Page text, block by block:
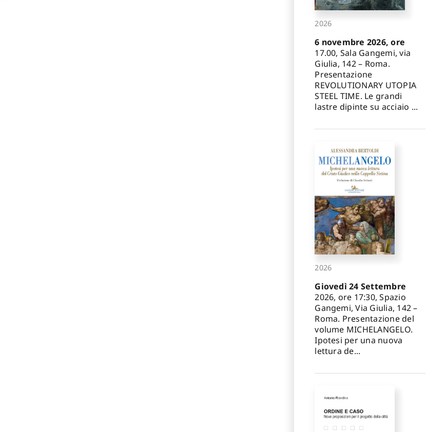
2026
6 novembre 2026, ore
17.00, Sala Gangemi, via
Giulia, 142 – Roma.
Presentazione
REVOLUTIONARY UTOPIA
STEEL TIME. Le grandi
lastre dipinte su acciaio ...
2026
Giovedì 24 Settembre
2026, ore 17:30, Spazio
Gangemi, Via Giulia, 142 –
Roma. Presentazione del
volume MICHELANGELO.
Ipotesi per una nuova
lettura de...